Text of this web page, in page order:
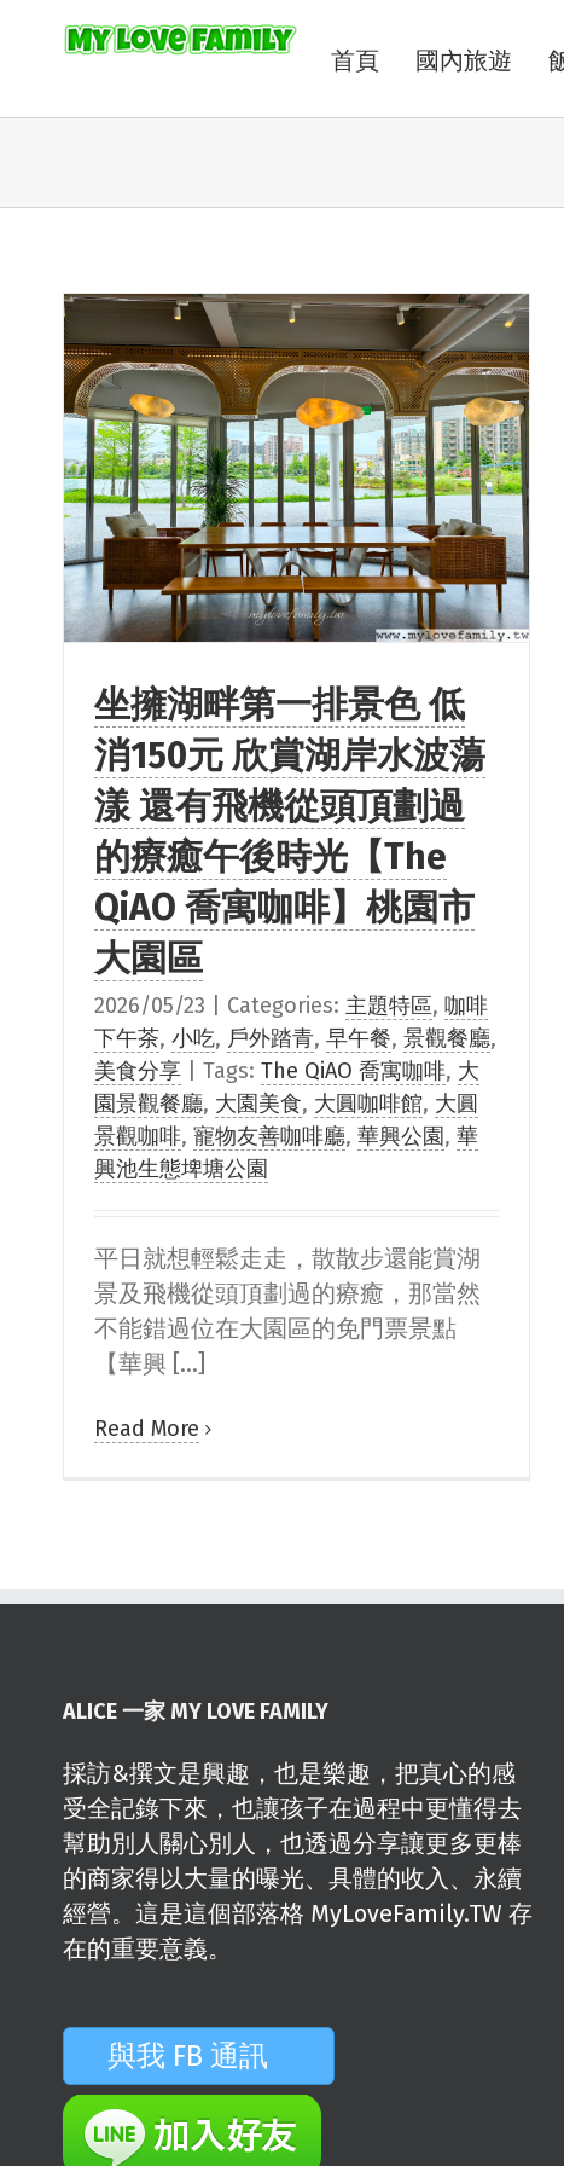
首頁 國內旅遊
坐擁湖畔第一排景色 低
消150元 欣賞湖岸水波蕩
漾 還有飛機從頭頂劃過
的療癒午後時光【The
QiAO 喬寓咖啡】桃園市
大園區
2026/05/23 Categories: 主題特區, 咖啡
下午茶, 小吃, 戶外踏青, 早午餐, 景觀餐廳,
美食分享
Tags: The QiAO 喬寓咖啡, 大
園景觀餐廳, 大園美食, 大圓咖啡館, 大圓
景觀咖啡, 寵物友善咖啡廳, 華興公園, 華
興池生態埤塘公園
平日就想輕鬆走走，散散步還能賞湖
景及飛機從頭頂劃過的療癒，那當然
不能錯過位在大園區的免門票景點
【華興 [...]
Read More
ALICE 一家 MY LOVE FAMILY
採訪&撰文是興趣，也是樂趣，把真心的感
受全記錄下來，也讓孩子在過程中更懂得去
幫助別人關心別人，也透過分享讓更多更棒
的商家得以大量的曝光、具體的收入、永續
經營。這是這個部落格 MyLoveFamily.TW 存
在的重要意義。
與我 FB 通訊